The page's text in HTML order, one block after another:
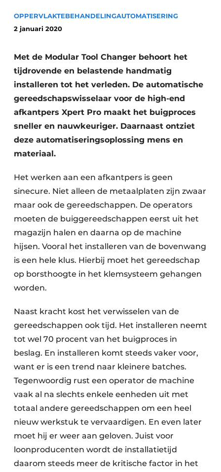
Vacatures
OPPERVLAKTEBEHANDELINGAUTOMATISERING
2 januari 2020
Met de Modular Tool Changer behoort het
tijdrovende en belastende handmatig
installeren tot het verleden. De automatische
gereedschapswisselaar voor de high-end
afkantpers Xpert Pro maakt het buigproces
sneller en nauwkeuriger. Daarnaast ontziet
deze automatiseringsoplossing mens en
materiaal.
Het werken aan een afkantpers is geen
sinecure. Niet alleen de metaalplaten zijn zwaar
maar ook de gereedschappen. De operators
moeten de buiggereedschappen eerst uit het
magazijn halen en daarna op de machine
hijsen. Vooral het installeren van de bovenwang
is een hele klus. Hierbij moet het gereedschap
op borsthoogte in het klemsysteem gehangen
worden.
Naast kracht kost het verwisselen van de
gereedschappen ook tijd. Het installeren neemt
tot wel 70 procent van het buigproces in
beslag. En installeren komt steeds vaker voor,
want er is een trend naar kleinere batches.
Tegenwoordig rust een operator de machine
vaak al na slechts enkele eenheden uit met
totaal andere gereedschappen om een heel
nieuw werkstuk te vervaardigen. En even later
moet hij er weer aan geloven. Juist voor
loonproducenten wordt de installatietijd
daarom steeds meer de kritische factor in het